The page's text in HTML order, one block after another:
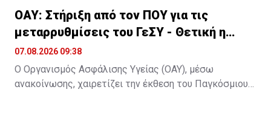
ΟΑΥ: Στήριξη από τον ΠΟΥ για τις
μεταρρυθμίσεις του ΓεΣΥ - Θετική η
αποτίμηση
07.08.2026 09:38
Ο Οργανισμός Ασφάλισης Υγείας (ΟΑΥ), μέσω
ανακοίνωσης, χαιρετίζει την έκθεση του Παγκόσμιου